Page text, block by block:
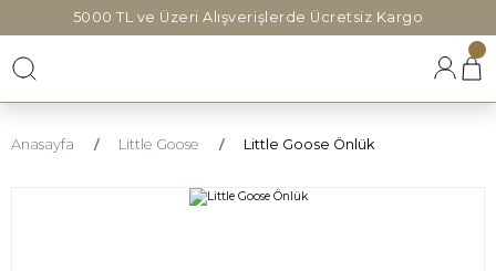
5000 TL ve Üzeri Alışverişlerde Ücretsiz Kargo
Anasayfa Little Goose Little Goose Önlük